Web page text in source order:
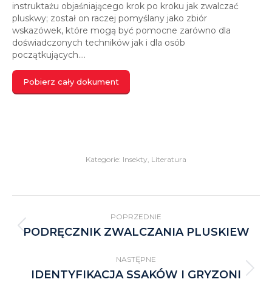
instruktażu objaśniającego krok po kroku jak zwalczać
pluskwy; został on raczej pomyślany jako zbiór
wskazówek, które mogą być pomocne zarówno dla
doświadczonych techników jak i dla osób
początkujących….
Pobierz cały dokument
Kategorie: Insekty, Literatura
navigation
POPRZEDNIE
Previous
PODRĘCZNIK ZWALCZANIA PLUSKIEW
NASTĘPNE
Next
IDENTYFIKACJA SSAKÓW I GRYZONI